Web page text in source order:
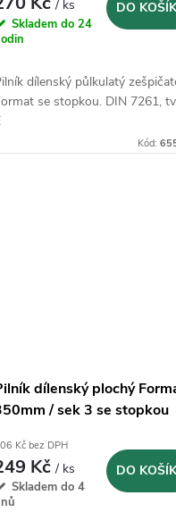
/ ks
Skladem do 24
DO
dílenský půlkulatý
se stopkou. DIN 7261,
Kód:
dílenský plochý
/ sek 3 se stopkou
Kč bez DPH
Kč/ ks
Skladem do 4
DO